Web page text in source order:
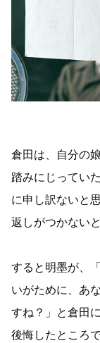
倉田は、自分の
踏みにじってい
に申し訳ないと
返しがつかないと
すると明墨が、
いがために、あ
すね？」と倉田
後悔したところ